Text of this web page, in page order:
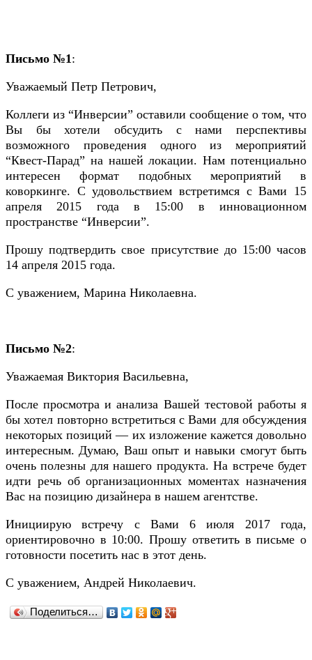
Письмо №1:
Уважаемый Петр Петрович,
Коллеги из “Инверсии” оставили сообщение о том, что
Вы бы хотели обсудить с нами перспективы
возможного проведения одного из мероприятий
“Квест-Парад” на нашей локации. Нам потенциально
интересен формат подобных мероприятий в
коворкинге. С удовольствием встретимся с Вами 15
апреля 2015 года в 15:00 в инновационном
пространстве “Инверсии”.
Прошу подтвердить свое присутствие до 15:00 часов
14 апреля 2015 года.
С уважением, Марина Николаевна.
Письмо №2:
Уважаемая Виктория Васильевна,
После просмотра и анализа Вашей тестовой работы я
бы хотел повторно встретиться с Вами для обсуждения
некоторых позиций — их изложение кажется довольно
интересным. Думаю, Ваш опыт и навыки смогут быть
очень полезны для нашего продукта. На встрече будет
идти речь об организационных моментах назначения
Вас на позицию дизайнера в нашем агентстве.
Инициирую встречу с Вами 6 июля 2017 года,
ориентировочно в 10:00. Прошу ответить в письме о
готовности посетить нас в этот день.
С уважением, Андрей Николаевич.
Поделиться…